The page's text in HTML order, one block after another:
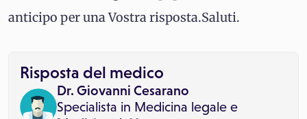
anticipo per una Vostra risposta.Saluti.
Risposta del medico
Dr. Giovanni Cesarano
Specialista in Medicina legale e